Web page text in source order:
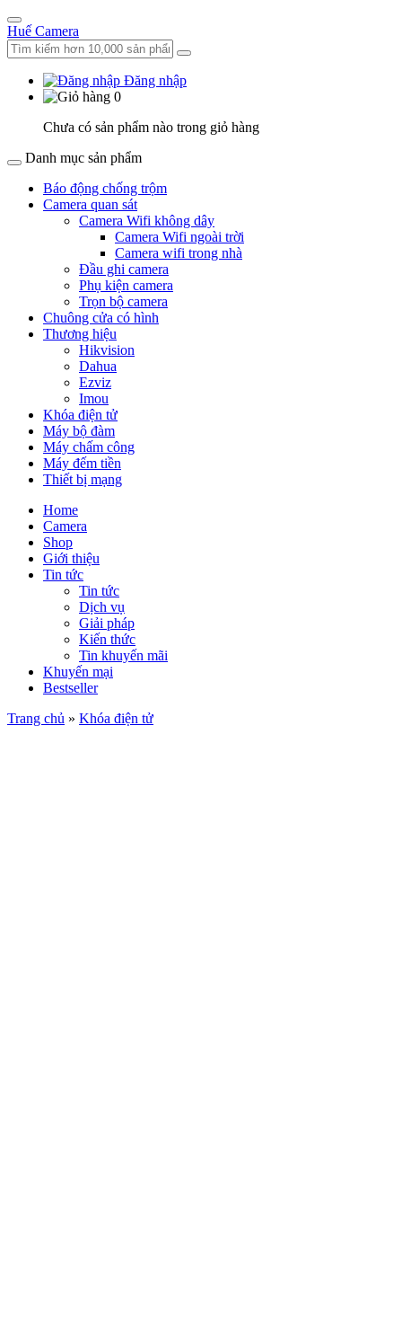
Huế Camera
Đăng nhập
0
Chưa có sản phẩm nào trong giỏ hàng
Danh mục sản phẩm
Báo động chống trộm
Camera quan sát
Camera Wifi không dây
Camera Wifi ngoài trời
Camera wifi trong nhà
Đầu ghi camera
Phụ kiện camera
Trọn bộ camera
Chuông cửa có hình
Thương hiệu
Hikvision
Dahua
Ezviz
Imou
Khóa điện tử
Máy bộ đàm
Máy chấm công
Máy đếm tiền
Thiết bị mạng
Home
Camera
Shop
Giới thiệu
Tin tức
Tin tức
Dịch vụ
Giải pháp
Kiến thức
Tin khuyến mãi
Khuyến mại
Bestseller
Trang chủ » Khóa điện tử